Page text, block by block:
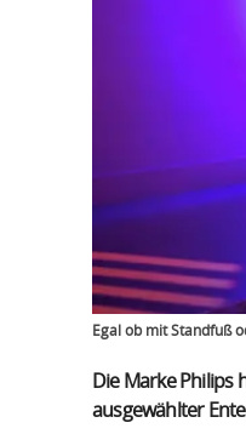
Egal ob mit Standfuß
Die Marke Philips
ausgewählter